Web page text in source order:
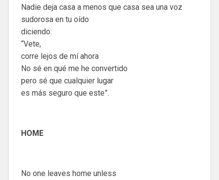
Nadie deja casa a menos que casa sea una voz
sudorosa en tu oído
diciendo:
“Vete,
corre lejos de mí ahora
No sé en qué me he convertido
pero sé que cualquier lugar
es más seguro que este”.
HOME
No one leaves home unless